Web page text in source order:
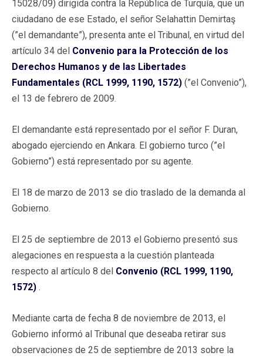
15028/09) dirigida contra la República de Turquía, que un
ciudadano de ese Estado, el señor Selahattin Demirtaş
(”el demandante”), presenta ante el Tribunal, en virtud del
artículo 34 del Convenio para la Protección de los
Derechos Humanos y de las Libertades
Fundamentales (RCL 1999, 1190, 1572) (”el Convenio”),
el 13 de febrero de 2009.
El demandante está representado por el señor F. Duran,
abogado ejerciendo en Ankara. El gobierno turco (”el
Gobierno”) está representado por su agente.
El 18 de marzo de 2013 se dio traslado de la demanda al
Gobierno.
El 25 de septiembre de 2013 el Gobierno presentó sus
alegaciones en respuesta a la cuestión planteada
respecto al artículo 8 del Convenio (RCL 1999, 1190,
1572) .
Mediante carta de fecha 8 de noviembre de 2013, el
Gobierno informó al Tribunal que deseaba retirar sus
observaciones de 25 de septiembre de 2013 sobre la